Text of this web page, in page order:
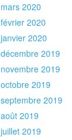
mars 2020
février 2020
janvier 2020
décembre 2019
novembre 2019
octobre 2019
septembre 2019
août 2019
juillet 2019